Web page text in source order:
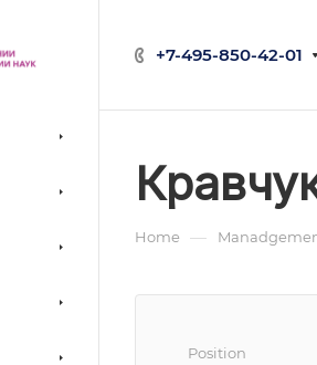
+7-495-850-42-01
Home —
Position